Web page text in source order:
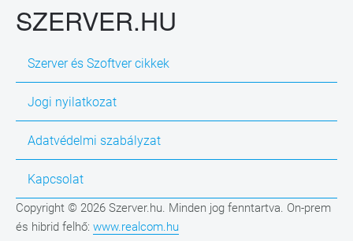
SZERVER.HU
Szerver és Szoftver cikkek
Jogi nyilatkozat
Adatvédelmi szabályzat
Kapcsolat
Copyright © 2026 Szerver.hu. Minden jog fenntartva. On-prem
és hibrid felhő: www.realcom.hu